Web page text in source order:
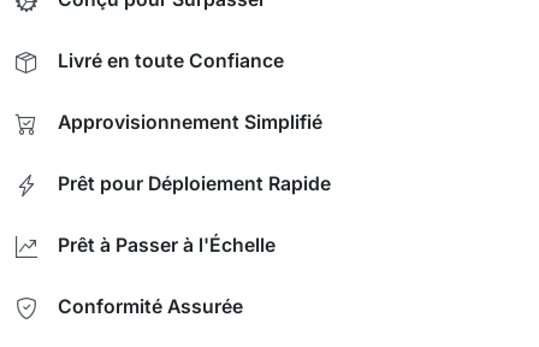
Livré en toute Confiance
Approvisionnement Simplifié
Prêt pour Déploiement Rapide
Prêt à Passer à l'Échelle
Conformité Assurée